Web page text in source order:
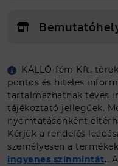
Egyedi
Ajánlat kérés
KÁLLÓ-fém Kft.
pontos és hiteles
tartalmazhatnak téves
tájékoztató jellegűek.
nyomtatásonként
Kérjük a rendelés
személyesen a
ingyenes színmintát..